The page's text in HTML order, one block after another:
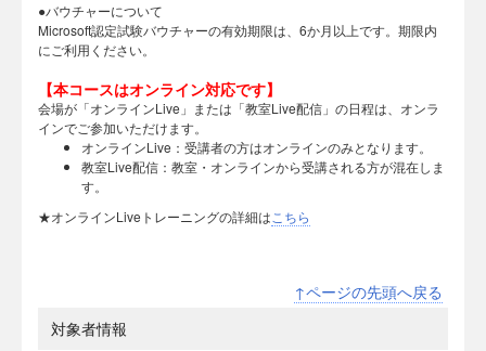
●バウチャーについて
Microsoft認定試験バウチャーの有効期限は、6か月以上です。期限内
にご利用ください。
【本コースはオンライン対応です】
会場が「オンラインLive」または「教室Live配信」の日程は、オンラ
インでご参加いただけます。
オンラインLive：受講者の方はオンラインのみとなります。
教室Live配信：教室・オンラインから受講される方が混在しま
す。
★オンラインLiveトレーニングの詳細は こちら
↑ページの先頭へ戻る
対象者情報